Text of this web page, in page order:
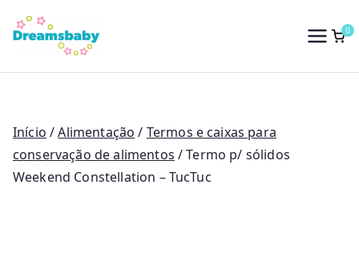
para
conteúdo
Dreams Baby
0
Início /Alimentação / Termos e caixas para
conservação de alimentos / Termo p/ sólidos
Weekend Constellation – TucTuc